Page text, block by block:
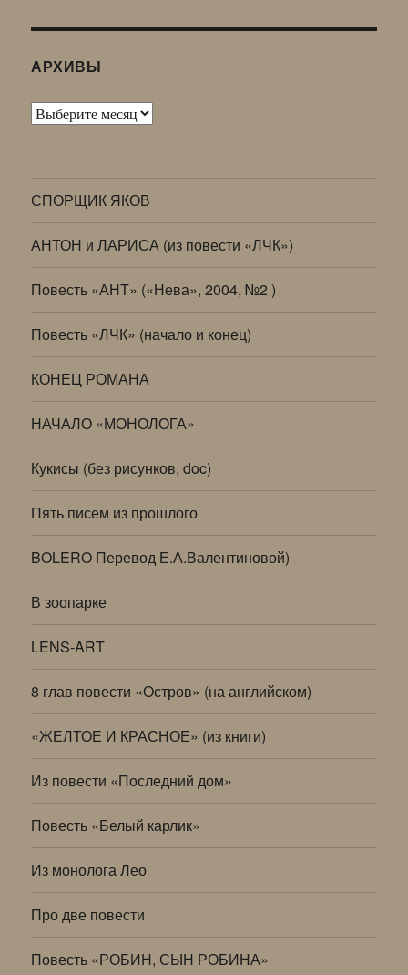
АРХИВЫ
Архивы
СПОРЩИК ЯКОВ
АНТОН и ЛАРИСА (из повести «ЛЧК»)
Повесть «АНТ» («Нева», 2004, №2 )
Повесть «ЛЧК» (начало и конец)
КОНЕЦ РОМАНА
НАЧАЛО «МОНОЛОГА»
Кукисы (без рисунков, doc)
Пять писем из прошлого
BOLERO Перевод Е.А.Валентиновой)
В зоопарке
LENS-ART
8 глав повести «Остров» (на английском)
«ЖЕЛТОЕ И КРАСНОЕ» (из книги)
Из повести «Последний дом»
Повесть «Белый карлик»
Из монолога Лео
Про две повести
Повесть «РОБИН, СЫН РОБИНА»